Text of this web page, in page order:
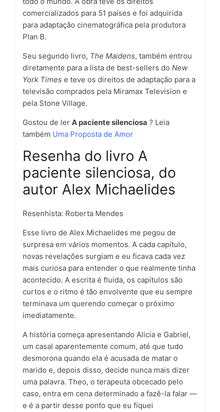
comercializados para 51 países e foi adquirida
para adaptação cinematográfica pela produtora
Plan B.
Seu segundo livro, The Maidens, também entrou
diretamente para a lista de best-sellers do New
York Times e teve os direitos de adaptação para a
televisão comprados pela Miramax Television e
pela Stone Village.
Gostou de ler A paciente silenciosa ? Leia
também Uma Proposta de Amor
Resenha do livro A
paciente silenciosa, do
autor Alex Michaelides
Resenhista: Roberta Mendes
Esse livro de Alex Michaelides me pegou de
surpresa em vários momentos. A cada capítulo,
novas revelações surgiam e eu ficava cada vez
mais curiosa para entender o que realmente tinha
acontecido. A escrita é fluida, os capítulos são
curtos e o ritmo é tão envolvente que eu sempre
terminava um querendo começar o próximo
imediatamente.
A história começa apresentando Alicia e Gabriel,
um casal aparentemente comum, até que tudo
desmorona quando ela é acusada de matar o
marido e, depois disso, decide nunca mais dizer
uma palavra. Theo, o terapeuta obcecado pelo
caso, entra em cena determinado a fazê-la falar —
e é a partir desse ponto que eu fiquei